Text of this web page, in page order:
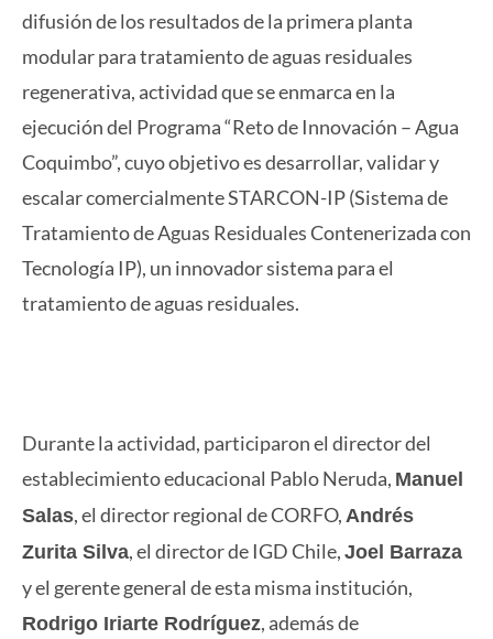
difusión de los resultados de la primera planta
modular para tratamiento de aguas residuales
regenerativa, actividad que se enmarca en la
ejecución del Programa “Reto de Innovación – Agua
Coquimbo”, cuyo objetivo es desarrollar, validar y
escalar comercialmente STARCON-IP (Sistema de
Tratamiento de Aguas Residuales Contenerizada con
Tecnología IP), un innovador sistema para el
tratamiento de aguas residuales.
Durante la actividad, participaron el director del
establecimiento educacional Pablo Neruda, Manuel
Salas, el director regional de CORFO, Andrés
Zurita Silva, el director de IGD Chile, Joel Barraza
y el gerente general de esta misma institución,
Rodrigo Iriarte Rodríguez, además de